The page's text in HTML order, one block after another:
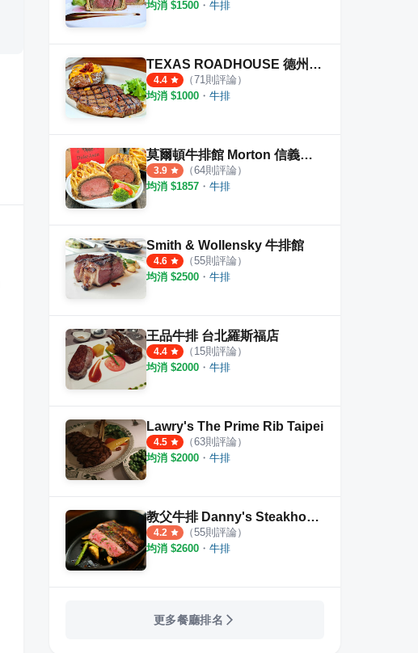
均消 $1500 ・ 牛排
TEXAS ROADHOUSE 德州鮮切牛排
4.4 （71 則評論）
均消 $1000 ・ 牛排
莫爾頓牛排館 Morton 信義微風
3.9 （64則評論）
均消 $1857 ・ 牛排
Smith & Wollensky 牛排館
4.6 （55則評論）
均消 $2500 ・ 牛排
王品牛排 台北羅斯福店
4.4 （ 15則評論）
均消 $2000 ・ 牛排
Lawry's The Prime Rib Taipei
4.5 （63則評論）
均消 $2000 ・ 牛排
教父牛排 Danny's Steakhouse
4.2 （55則評論）
均消 $2600 ・ 牛排
更多餐廳排名